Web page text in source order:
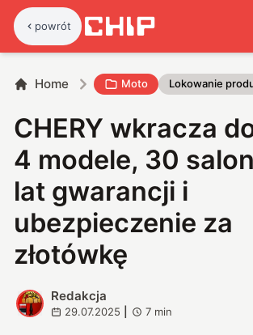
powrót
Home Moto Lokowanie
CHERY wkracza
4 modele, 30
lat gwarancji i
ubezpieczenie za
złotówkę
R
Redakcja
29.07.2025 7 min